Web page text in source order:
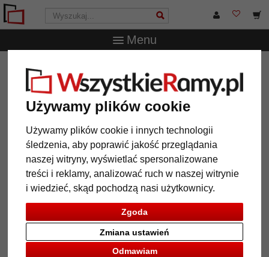
Używamy plików cookie
Używamy plików cookie i innych technologii
śledzenia, aby poprawić jakość przeglądania
naszej witryny, wyświetlać spersonalizowane
treści i reklamy, analizować ruch w naszej witrynie
i wiedzieć, skąd pochodzą nasi użytkownicy.
Zgoda
Odmawiam
Zmiana ustawień
Menu
WszystkieRamy.pl
Drewniane lustro na ścianę Vienne na wymiar
Drewniane lustro na ścianę
Vienne na wymiar